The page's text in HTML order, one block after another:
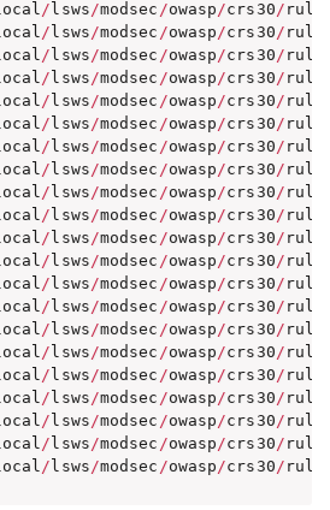
/ lsws /modsec /owasp /crs30 /
/ lsws /modsec /owasp /crs30 /
/ lsws /modsec /owasp /crs30 /
/ lsws /modsec /owasp /crs30 /
/ lsws /modsec /owasp /crs30 /
/ lsws /modsec /owasp /crs30 /
/ lsws /modsec /owasp /crs30 /
/ lsws /modsec /owasp /crs30 /
/ lsws /modsec /owasp /crs30 /
/ lsws /modsec /owasp /crs30 /
/ lsws /modsec /owasp /crs30 /
/ lsws /modsec /owasp /crs30 /
/ lsws /modsec /owasp /crs30 /
/ lsws /modsec /owasp /crs30 /
/ lsws /modsec /owasp /crs30 /
/ lsws /modsec /owasp /crs30 /
/ lsws /modsec /owasp /crs30 /
/ lsws /modsec /owasp /crs30 /
/ lsws /modsec /owasp /crs30 /
/ lsws /modsec /owasp /crs30 /
/ lsws /modsec /owasp /crs30 /